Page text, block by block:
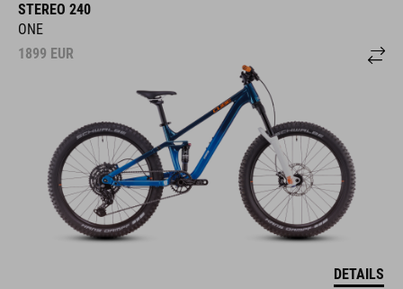
STEREO 240
ONE
1899 EUR
DETAILS